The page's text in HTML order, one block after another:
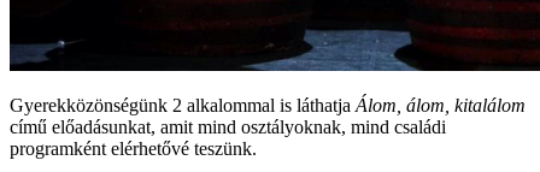
Gyerekközönségünk 2 alkalommal is láthatjaÁlom, álom, kitalálom
című előadásunkat, amit mind osztályoknak, mind családi
programként elérhetővé teszünk.